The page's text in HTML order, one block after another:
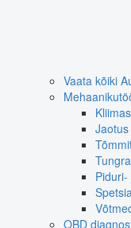
Vaata kõiki
OBD